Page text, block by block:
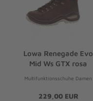
Lowa Renegade Evo
Mid Ws GTX rosa
Multifunktionsschuhe Damen
229,00 EUR